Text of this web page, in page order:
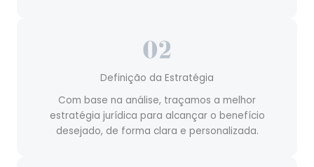
Definição da Estratégia
Com base na análise, traçamos a melhor
estratégia jurídica para alcançar o benefício
desejado, de forma clara e personalizada.